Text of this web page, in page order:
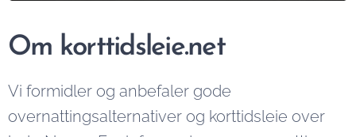
Om korttidsleie.net
Vi formidler og anbefaler gode
overnattingsalternativer og korttidsleie over